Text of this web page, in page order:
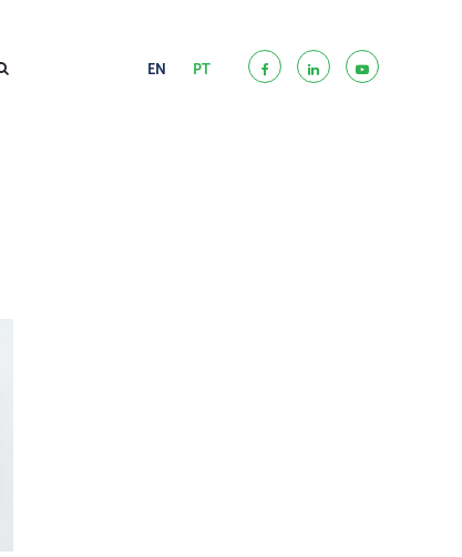
EN PT